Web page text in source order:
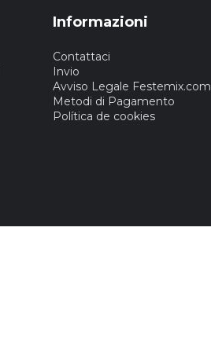
Informazioni
Contattaci
Invio
Avviso Legale Festemix.com
Metodi di Pagamento
Política de cookies